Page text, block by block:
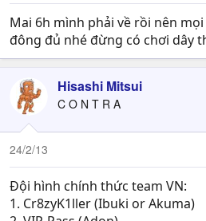
Mai 6h mình phải về rồi nên
đông đủ nhé đừng có chơi dây
Hisashi Mitsui
C O N T R A
24/2/13
Đội hình chính thức team VN:
1. Cr8zyK1ller (Ibuki or Akuma)